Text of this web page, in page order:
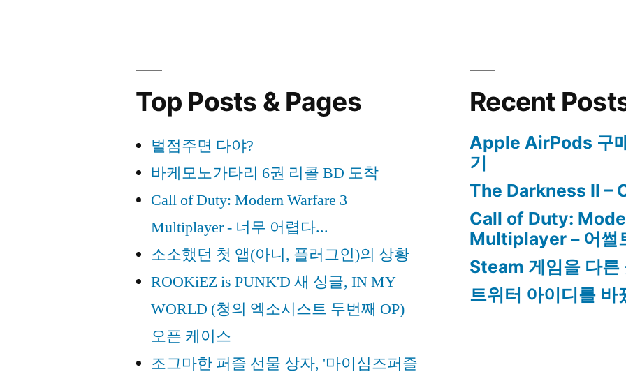
Top Posts & Pages
벌점주면 다야?
바케모노가타리 6권 리콜 BD 도착
Call of Duty: Modern Warfare 3
Multiplayer - 너무 어렵다...
소소했던 첫 앱(아니, 플러그인)의 상황
ROOKiEZ is PUNK'D 새 싱글, IN MY
WORLD (청의 엑소시스트 두번째 OP)
오픈 케이스
조그마한 퍼즐 선물 상자, '마이심즈퍼즐
Recent
Apple AirPods 구
기
The Darkness II –
Call of Duty:
Multiplayer – 어썰
Steam 게임을 다른
트위터 아이디를 바